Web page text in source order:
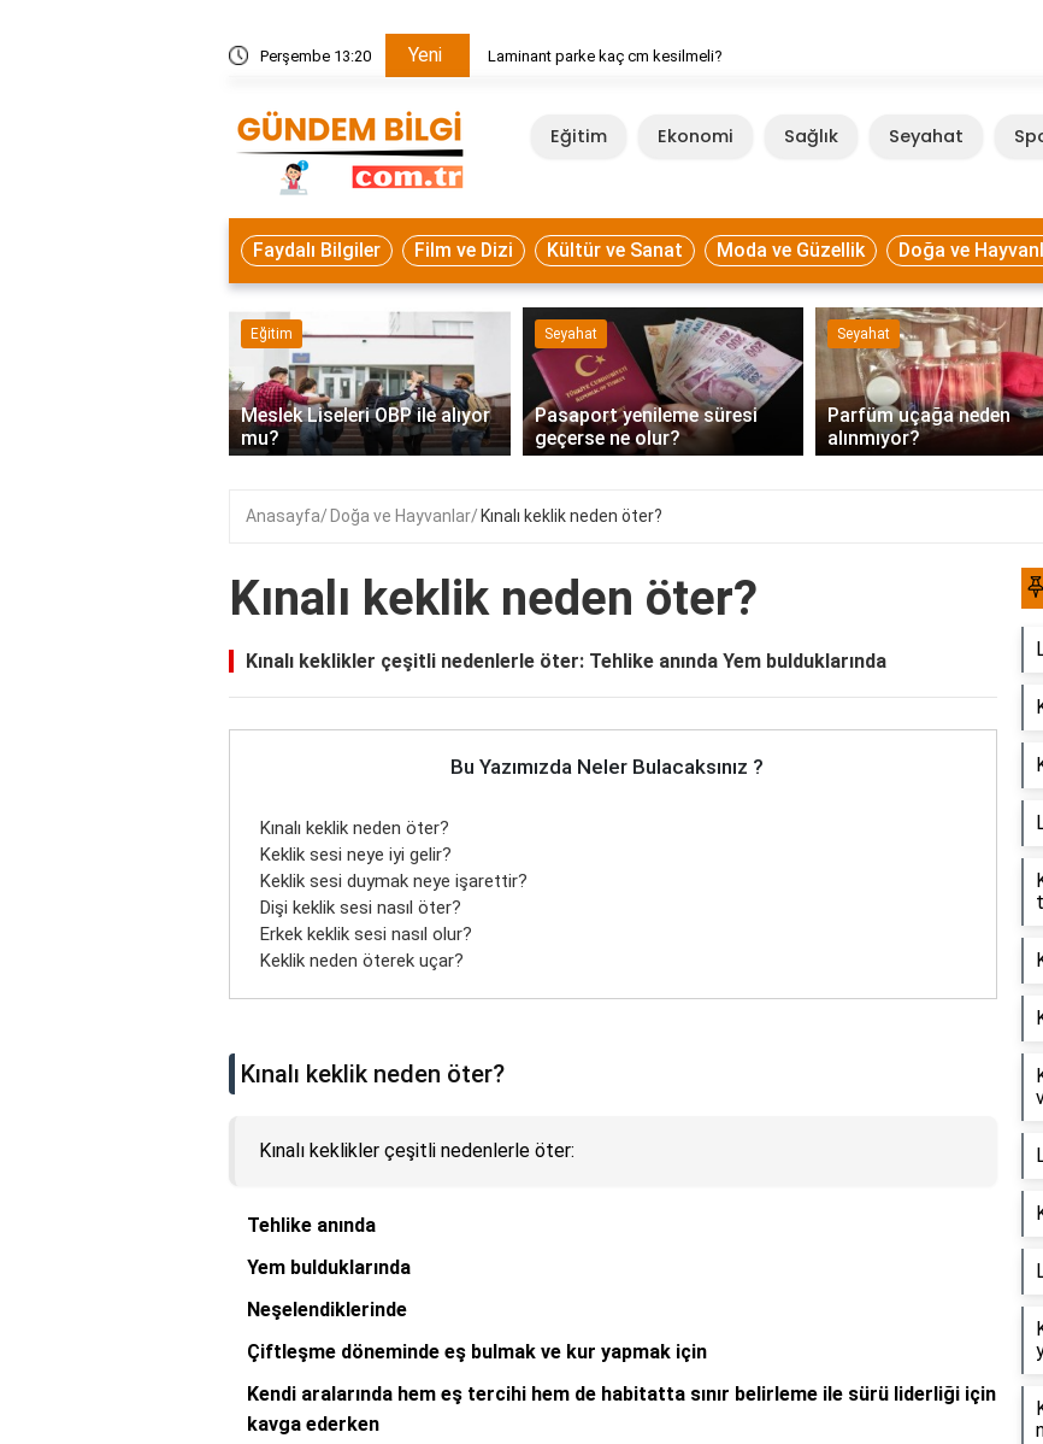
Perşembe 13:20 Yeni Laminant parke kaç cm kesilmeli?
Eğitim Ekonomi Sağlık Seyahat
Faydalı Bilgiler Film ve Dizi Kültür ve Sanat Moda ve Güzellik Doğa ve
Eğitim
Meslek Liseleri OBP ile alıyor
mu?
Seyahat
Pasaport yenileme süresi
geçerse ne olur?
Seyahat
Parfüm uçağa neden
alınmıyor?
‹
Anasayfa Doğa ve Hayvanlar Kınalı keklik neden öter?
Kınalı keklik neden öter?
Kınalı keklikler çeşitli nedenlerle öter: Tehlike anında Yem bulduklarında
Bu Yazımızda Neler Bulacaksınız ?
Kınalı keklik neden öter?
Keklik sesi neye iyi gelir?
Keklik sesi duymak neye işarettir?
Dişi keklik sesi nasıl öter?
Erkek keklik sesi nasıl olur?
Keklik neden öterek uçar?
Kınalı keklik neden öter?
Kınalı keklikler çeşitli nedenlerle öter:
Tehlike anında
Yem bulduklarında
Neşelendiklerinde
Çiftleşme döneminde eş bulmak ve kur yapmak için
Kendi aralarında hem eş tercihi hem de habitatta sınır belirleme ile sürü liderliği için
kavga ederken